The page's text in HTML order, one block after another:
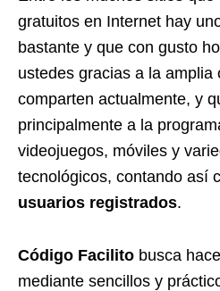
gratuitos en Internet hay
bastante y que con gusto
ustedes gracias a la amplia
comparten actualmente, y
principalmente a la
videojuegos, móviles y
tecnológicos, contando así
usuarios registrados.
Código Facilito busca
mediante sencillos y